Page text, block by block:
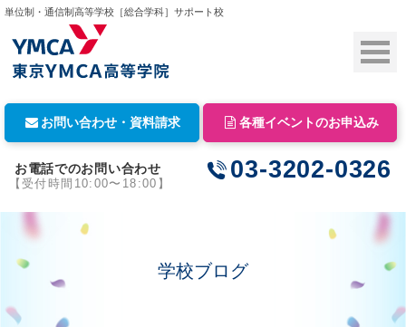
単位制・通信制高等学校［総合学科］サポート校
お問い合わせ・資料請求 各種イベントのお申込み
お電話でのお問い合わせ
【受付時間10:00〜18:00】
03-3202-0326
学校ブログ